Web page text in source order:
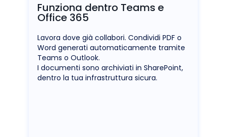
Funziona dentro Teams e
Office 365
Lavora dove già collabori. Condividi PDF o
Word generati automaticamente tramite
Teams o Outlook.
I documenti sono archiviati in SharePoint,
dentro la tua infrastruttura sicura.